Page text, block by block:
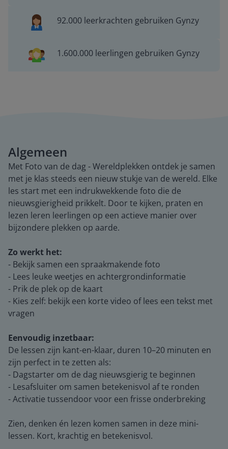
92.000 leerkrachten gebruiken Gynzy
1.600.000 leerlingen gebruiken Gynzy
Algemeen
Met Foto van de dag - Wereldplekken ontdek je samen
met je klas steeds een nieuw stukje van de wereld. Elke
les start met een indrukwekkende foto die de
nieuwsgierigheid prikkelt. Door te kijken, praten en
lezen leren leerlingen op een actieve manier over
bijzondere plekken op aarde.
Zo werkt het:
- Bekijk samen een spraakmakende foto
- Lees leuke weetjes en achtergrondinformatie
- Prik de plek op de kaart
- Kies zelf: bekijk een korte video of lees een tekst met
vragen
Eenvoudig inzetbaar:
De lessen zijn kant-en-klaar, duren 10–20 minuten en
zijn perfect in te zetten als:
- Dagstarter om de dag nieuwsgierig te beginnen
- Lesafsluiter om samen betekenisvol af te ronden
- Activatie tussendoor voor een frisse onderbreking
Zien, denken én lezen komen samen in deze mini-
lessen. Kort, krachtig en betekenisvol.